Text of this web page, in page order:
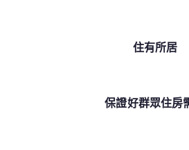
住有所居
保證好群眾住房